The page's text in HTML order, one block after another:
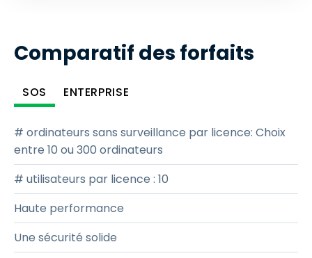
Comparatif des forfaits
SOS ENTERPRISE
# ordinateurs sans surveillance par licence: Choix
entre 10 ou 300 ordinateurs
# utilisateurs par licence : 10
Haute performance
Une sécurité solide